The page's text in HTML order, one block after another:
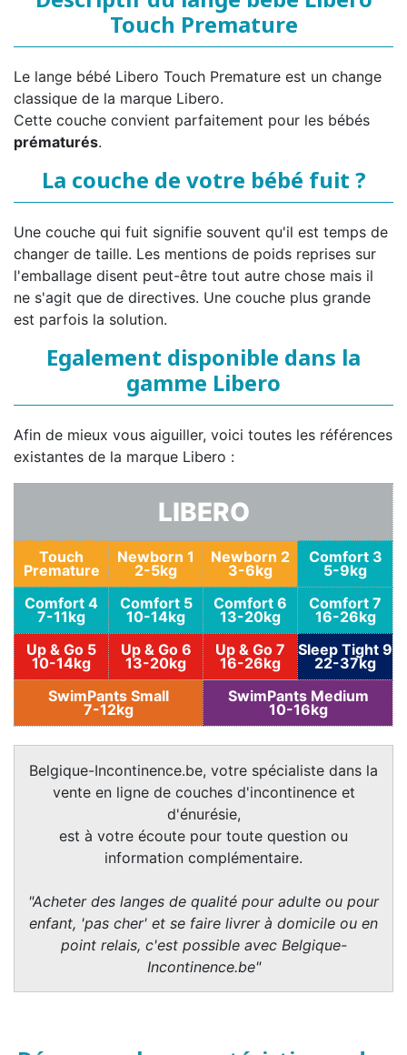
Touch Premature
Le lange bébé Libero Touch Premature est un change
classique de la marque Libero.
Cette couche convient parfaitement pour les bébés
prématurés.
La couche de votre bébé fuit ?
Une couche qui fuit signifie souvent qu'il est temps de
changer de taille. Les mentions de poids reprises sur
l'emballage disent peut-être tout autre chose mais il
ne s'agit que de directives. Une couche plus grande
est parfois la solution.
Egalement disponible dans la
gamme Libero
Afin de mieux vous aiguiller, voici toutes les références
existantes de la marque Libero :
LIBERO
Touch
Premature
Newborn 1
2-5kg
Newborn 2
3-6kg
Comfort 3
5-9kg
Comfort 4
7-11kg
Comfort 5
10-14kg
Comfort 6
13-20kg
Comfort 7
16-26kg
Up & Go 5
10-14kg
Up & Go 6
13-20kg
Up & Go 7
16-26kg
Sleep Tight 9
22-37kg
SwimPants Small
7-12kg
SwimPants Medium
10-16kg
Belgique-Incontinence.be, votre spécialiste dans la
vente en ligne de couches d'incontinence et
d'énurésie,
est à votre écoute pour toute question ou
information complémentaire.
"Acheter des langes de qualité pour adulte ou pour
enfant, 'pas cher' et se faire livrer à domicile ou en
point relais, c'est possible avec Belgique-
Incontinence.be"